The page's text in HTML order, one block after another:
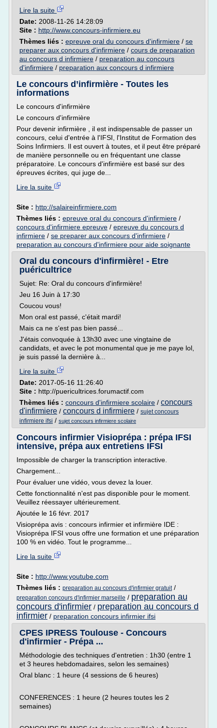
Lire la suite
Date: 2008-11-26 14:28:09
Site : http://www.concours-infirmiere.eu
Thèmes liés : epreuve oral du concours d'infirmiere / se
preparer aux concours d'infirmiere / cours de preparation
au concours d infirmiere / preparation au concours
d'infirmiere / preparation aux concours d infirmiere
Le concours d’infirmière - Toutes les
informations
Le concours d'infirmière
Le concours d'infirmière
Pour devenir infirmière , il est indispensable de passer un
concours, celui d'entrée à l'IFSI, l'Institut de Formation des
Soins Infirmiers. Il est ouvert à toutes, et il peut être préparé
de manière personnelle ou en fréquentant une classe
préparatoire. Le concours d'infirmière est basé sur des
épreuves écrites, qui juge de...
Lire la suite
Site : http://salaireinfirmiere.com
Thèmes liés : epreuve oral du concours d'infirmiere /
concours d'infirmiere epreuve / epreuve du concours d
infirmiere / se preparer aux concours d'infirmiere /
preparation au concours d'infirmiere pour aide soignante
Oral du concours d'infirmière! - Etre
puéricultrice
Sujet: Re: Oral du concours d'infirmière!
Jeu 16 Juin à 17:30
Coucou vous!
Mon oral est passé, c'était mardi!
Mais ca ne s'est pas bien passé...
J'étais convoquée à 13h30 avec une vingtaine de
candidats, et avec le pot monumental que je me paye lol,
je suis passé la dernière à...
Lire la suite
Date: 2017-05-16 11:26:40
Site : http://puericultrices.forumactif.com
Thèmes liés : concours d'infirmiere scolaire / concours
d'infirmiere / concours d infirmiere / sujet concours
infirmiere ifsi / sujet concours infirmiere scolaire
Concours infirmier Visioprépa : prépa IFSI
intensive, prépa aux entretiens IFSI
Impossible de charger la transcription interactive.
Chargement...
Pour évaluer une vidéo, vous devez la louer.
Cette fonctionnalité n'est pas disponible pour le moment.
Veuillez réessayer ultérieurement.
Ajoutée le 16 févr. 2017
Visioprépa avis : concours infirmier et infirmière IDE :
Visioprépa IFSI vous offre une formation et une préparation
100 % en vidéo. Tout le programme...
Lire la suite
Site : http://www.youtube.com
Thèmes liés : preparation au concours d'infirmier gratuit/
preparation concours d'infirmier marseille / preparation au
concours d'infirmier / preparation au concours d
infirmier / preparation concours infirmier ifsi
CPES IPRESS Toulouse - Concours
d'infirmier - Prépa ...
Méthodologie des techniques d'entretien : 1h30 (entre 1
et 3 heures hebdomadaires, selon les semaines)
Oral blanc : 1 heure (4 sessions de 6 heures)
CONFERENCES : 1 heure (2 heures toutes les 2
semaines)